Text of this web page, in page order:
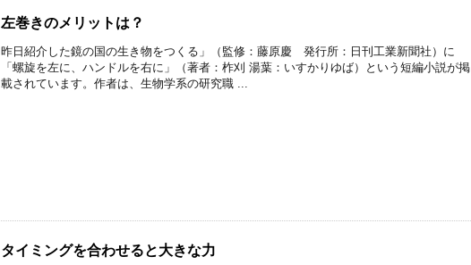
左巻きのメリットは？
昨日紹介した鏡の国の生き物をつくる」（監修：藤原慶 発行所：日刊工業新聞社）に
「螺旋を左に、ハンドルを右に」（著者：柞刈 湯葉：いすかりゆば）という短編小説が掲
載されています。作者は、生物学系の研究職 ...
タイミングを合わせると大きな力